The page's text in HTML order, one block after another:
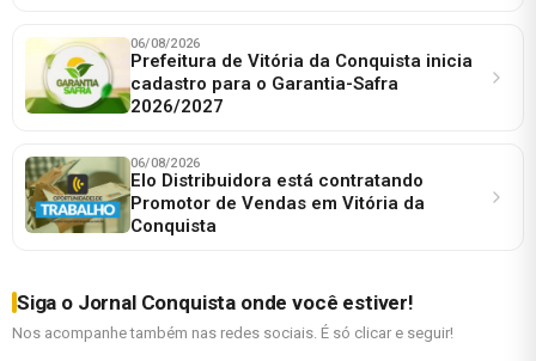
06/08/2026
Prefeitura de Vitória da Conquista inicia
cadastro para o Garantia-Safra
2026/2027
06/08/2026
Elo Distribuidora está contratando
Promotor de Vendas em Vitória da
Conquista
Siga o Jornal Conquista onde você estiver!
Nos acompanhe também nas redes sociais. É só clicar e seguir!